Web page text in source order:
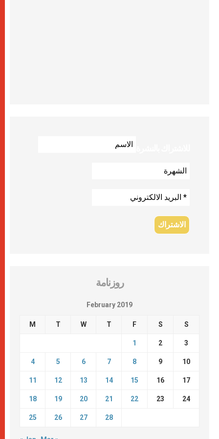
روزنامة
February 2019
M T W T F S S
1 2 3
4 5 6 7 8 9 10
11 12 13 14 15 16 17
18 19 20 21 22 23 24
25 26 27 28